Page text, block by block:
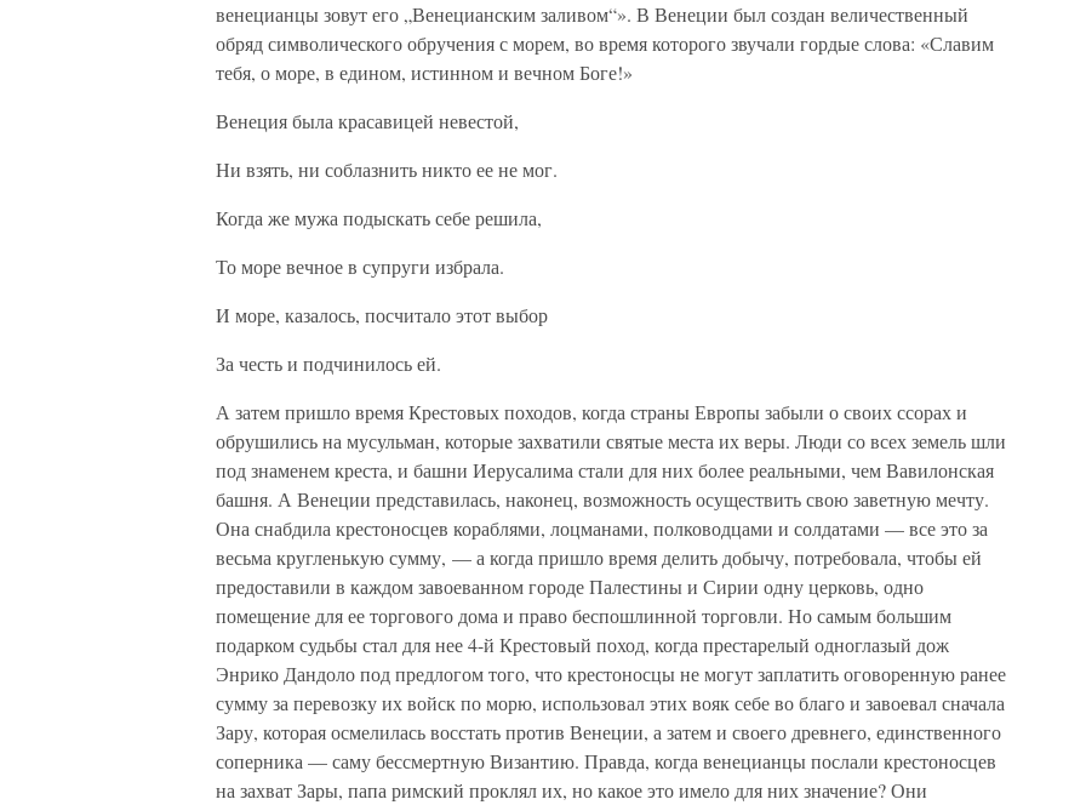
венецианцы зовут его „Венецианским заливом“». В Венеции был создан величественный
обряд символического обручения с морем, во время которого звучали гордые слова: «Славим
тебя, о море, в едином, истинном и вечном Боге!»
Венеция была красавицей невестой,
Ни взять, ни соблазнить никто ее не мог.
Когда же мужа подыскать себе решила,
То море вечное в супруги избрала.
И море, казалось, посчитало этот выбор
За честь и подчинилось ей.
А затем пришло время Крестовых походов, когда страны Европы забыли о своих ссорах и
обрушились на мусульман, которые захватили святые места их веры. Люди со всех земель шли
под знаменем креста, и башни Иерусалима стали для них более реальными, чем Вавилонская
башня. А Венеции представилась, наконец, возможность осуществить свою заветную мечту.
Она снабдила крестоносцев кораблями, лоцманами, полководцами и солдатами — все это за
весьма кругленькую сумму, — а когда пришло время делить добычу, потребовала, чтобы ей
предоставили в каждом завоеванном городе Палестины и Сирии одну церковь, одно
помещение для ее торгового дома и право беспошлинной торговли. Но самым большим
подарком судьбы стал для нее 4-й Крестовый поход, когда престарелый одноглазый дож
Энрико Дандоло под предлогом того, что крестоносцы не могут заплатить оговоренную ранее
сумму за перевозку их войск по морю, использовал этих вояк себе во благо и завоевал сначала
Зару, которая осмелилась восстать против Венеции, а затем и своего древнего, единственного
соперника — саму бессмертную Византию. Правда, когда венецианцы послали крестоносцев
на захват Зары, папа римский проклял их, но какое это имело для них значение? Они